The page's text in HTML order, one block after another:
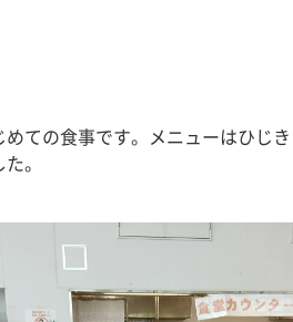
めての食事です。メニューはひじ
。